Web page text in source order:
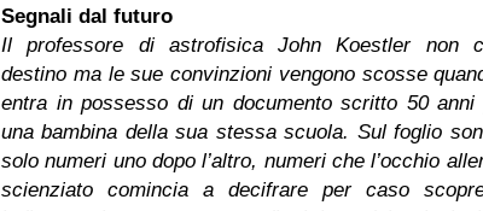
Segnali dal futuro
Il professore di astrofisica John Koestler non
destino ma le sue convinzioni vengono scosse
entra in possesso di un documento scritto 50 anni
una bambina della sua stessa scuola. Sul foglio
solo numeri uno dopo l’altro, numeri che l’occhio
scienziato comincia a decifrare per caso